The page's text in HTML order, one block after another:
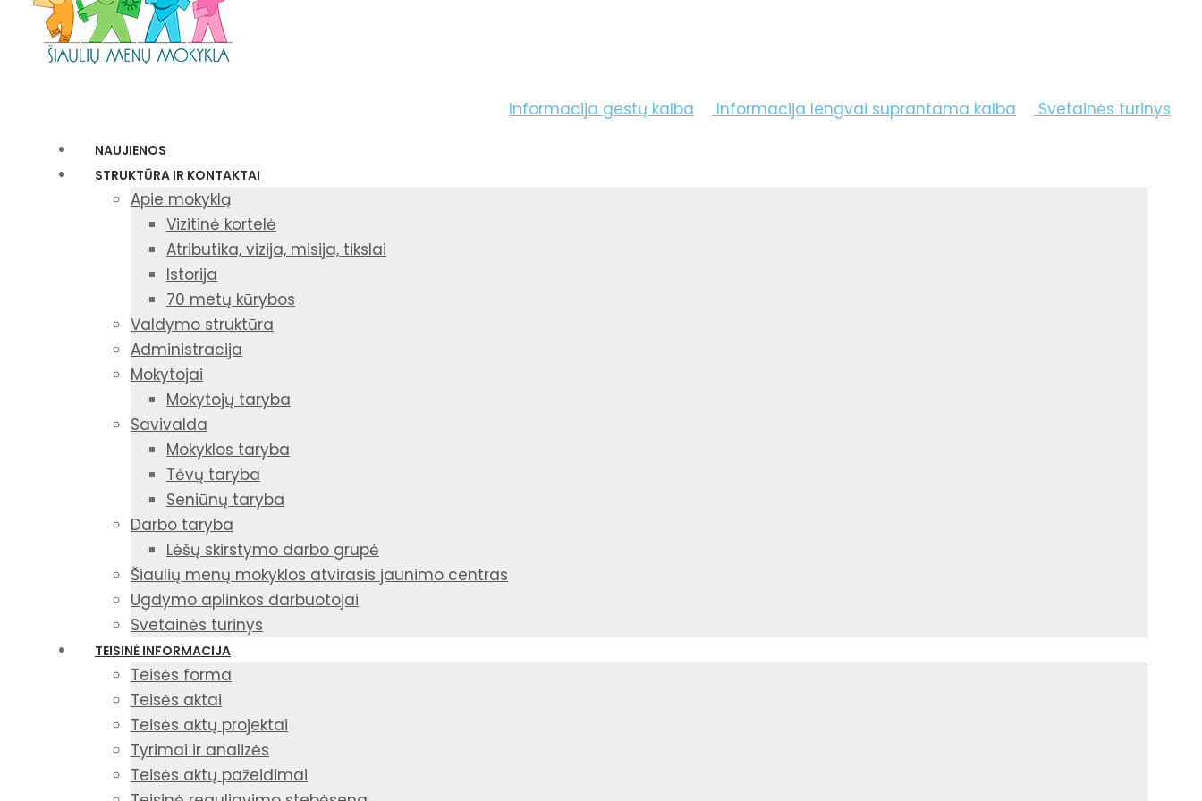
Informacija gestų kalba Informacija lengvai suprantama kalba Svetainės turinys
NAUJIENOS
STRUKTŪRA IR KONTAKTAI
Apie mokyklą
Vizitinė kortelė
Atributika, vizija, misija, tikslai
Istorija
70 metų kūrybos
Valdymo struktūra
Administracija
Mokytojai
Mokytojų taryba
Savivalda
Mokyklos taryba
Tėvų taryba
Seniūnų taryba
Darbo taryba
Lėšų skirstymo darbo grupė
Šiaulių menų mokyklos atvirasis jaunimo centras
Ugdymo aplinkos darbuotojai
Svetainės turinys
TEISINĖ INFORMACIJA
Teisės forma
Teisės aktai
Teisės aktų projektai
Tyrimai ir analizės
Teisės aktų pažeidimai